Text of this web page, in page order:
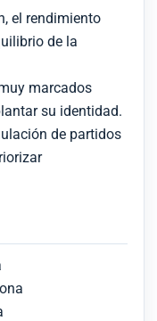
el rendimiento
de la
marcados
su identidad.
de partidos